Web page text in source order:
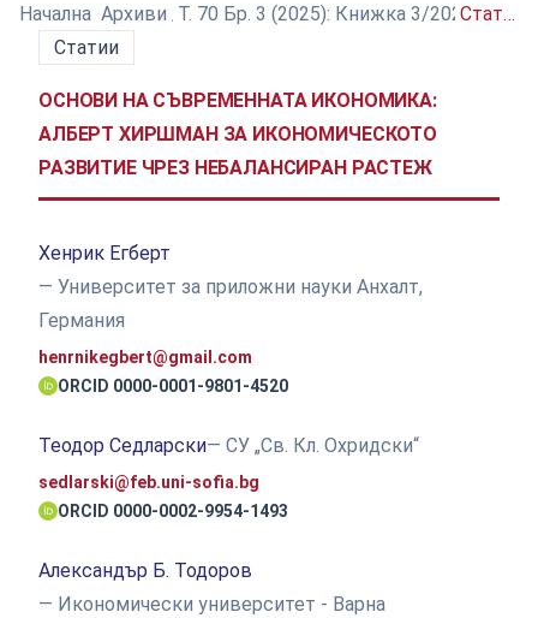
Начална /Архиви /Т. 70 Бр. 3 (2025): Книжка 3/2025 /
Статии
Статии
ОСНОВИ НА СЪВРЕМЕННАТА ИКОНОМИКА:
АЛБЕРТ ХИРШМАН ЗА ИКОНОМИЧЕСКОТО
РАЗВИТИЕ ЧРЕЗ НЕБАЛАНСИРАН РАСТЕЖ
Хенрик Егберт
— Университет за приложни науки Анхалт,
Германия
henrnikegbert@gmail.com
ORCID 0000-0001-9801-4520
Теодор Седларски— СУ „Св. Кл. Охридски“
sedlarski@feb.uni-sofia.bg
ORCID 0000-0002-9954-1493
Александър Б. Тодоров
— Икономически университет - Варна